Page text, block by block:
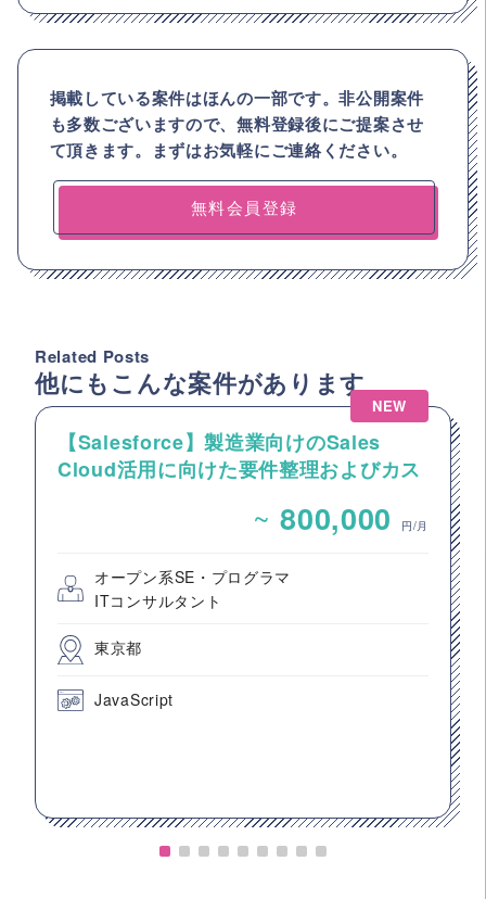
掲載している案件はほんの一部です。非公開案件
も多数ございますので、無料登録後にご提案させ
て頂きます。まずはお気軽にご連絡ください。
無料会員登録
Related Posts
他にもこんな案件があります
NEW
【Salesforce】製造業向けのSales
Cloud活用に向けた要件整理およびカス
~ 800,000 円/月
オープン系SE・プログラマ
ITコンサルタント
東京都
JavaScript